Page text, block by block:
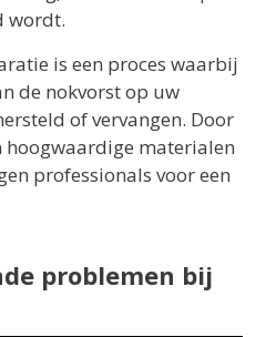
wordt.
is een proces waarbij
de nokvorst op uw
of vervangen. Door
hoogwaardige materialen
professionals voor een
problemen bij